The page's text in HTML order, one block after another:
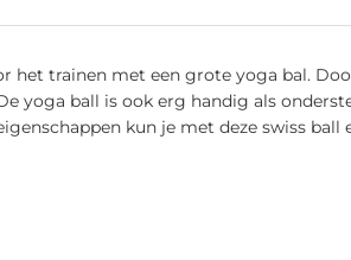
het trainen met een grote yoga bal.
yoga ball is ook erg handig als
kun je met deze swiss ball